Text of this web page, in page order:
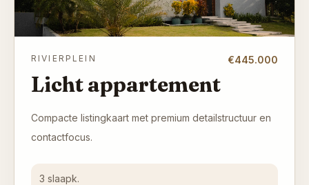
RIVIERPLEIN
Licht appartement
€445.000
Compacte listingkaart met premium detailstructuur en
contactfocus.
3 slaapk.